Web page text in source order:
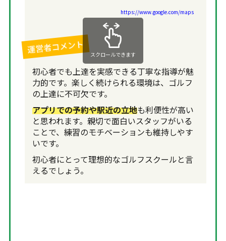
https://www.google.com/maps
運営者コメント
初心者でも上達を実感できる丁寧な指導が魅
力的です。楽しく続けられる環境は、ゴルフ
の上達に不可欠です。
アプリでの予約や駅近の立地も利便性が高い
と思われます。親切で面白いスタッフがいる
ことで、練習のモチベーションも維持しやす
いです。
初心者にとって理想的なゴルフスクールと言
えるでしょう。
スクロールできます